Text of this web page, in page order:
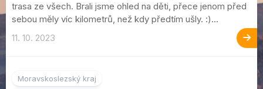
trasa ze všech. Brali jsme ohled na děti, přece jenom před
sebou měly víc kilometrů, než kdy předtím ušly. :)...
11. 10. 2023
Moravskoslezský kraj